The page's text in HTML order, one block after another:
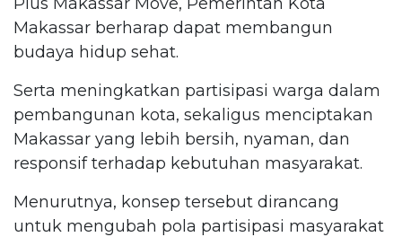
Makassar berharap dapat membangun
budaya hidup sehat.
Serta meningkatkan partisipasi warga dalam
pembangunan kota, sekaligus menciptakan
Makassar yang lebih bersih, nyaman, dan
responsif terhadap kebutuhan masyarakat.
Menurutnya, konsep tersebut dirancang
untuk mengubah pola partisipasi masyarakat